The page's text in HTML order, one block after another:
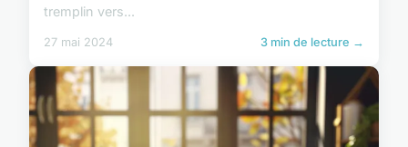
tremplin vers...
27 mai 2024 3 min de lecture →